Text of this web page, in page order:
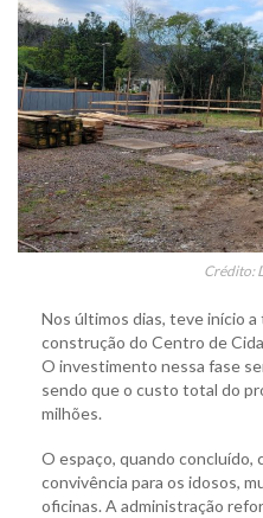
Crédito:
Nos últimos dias, teve início
construção do Centro de
O investimento nessa fase
sendo que o custo total do
milhões.
O espaço, quando concluído,
convivência para os idosos,
oficinas. A administração